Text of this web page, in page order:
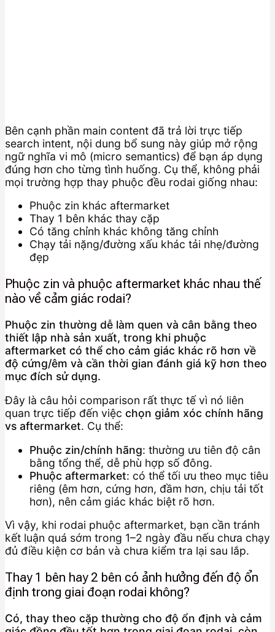
Bên cạnh phần main content đã trả lời trực tiếp
search intent, nội dung bổ sung này giúp mở rộng
ngữ nghĩa vi mô (micro semantics) để bạn áp dụng
đúng hơn cho từng tình huống. Cụ thể, không phải
mọi trường hợp thay phuộc đều rodai giống nhau:
Phuộc zin khác aftermarket
Thay 1 bên khác thay cặp
Có tăng chỉnh khác không tăng chỉnh
Chạy tải nặng/đường xấu khác tải nhẹ/đường
đẹp
Phuộc zin và phuộc aftermarket khác nhau thế
nào về cảm giác rodai?
Phuộc zin thường dễ làm quen và cân bằng theo
thiết lập nhà sản xuất, trong khi phuộc
aftermarket có thể cho cảm giác khác rõ hơn về
độ cứng/êm và cần thời gian đánh giá kỹ hơn theo
mục đích sử dụng.
Đây là câu hỏi comparison rất thực tế vì nó liên
quan trực tiếp đến việc chọn giảm xóc chính hãng
vs aftermarket. Cụ thể:
Phuộc zin/chính hãng: thường ưu tiên độ cân
bằng tổng thể, dễ phù hợp số đông.
Phuộc aftermarket: có thể tối ưu theo mục tiêu
riêng (êm hơn, cứng hơn, đầm hơn, chịu tải tốt
hơn), nên cảm giác khác biệt rõ hơn.
Vì vậy, khi rodai phuộc aftermarket, bạn cần tránh
kết luận quá sớm trong 1–2 ngày đầu nếu chưa chạy
đủ điều kiện cơ bản và chưa kiểm tra lại sau lắp.
Thay 1 bên hay 2 bên có ảnh hưởng đến độ ổn
định trong giai đoạn rodai không?
Có, thay theo cặp thường cho độ ổn định và cảm